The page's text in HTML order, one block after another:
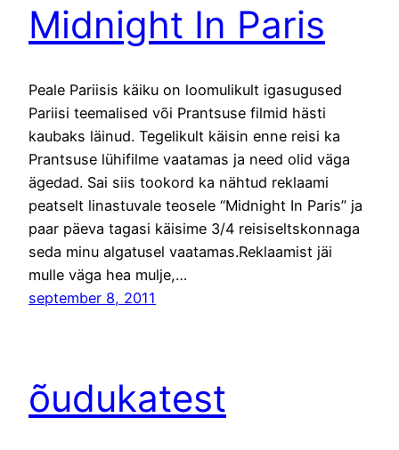
Midnight In Paris
Peale Pariisis käiku on loomulikult igasugused
Pariisi teemalised või Prantsuse filmid hästi
kaubaks läinud. Tegelikult käisin enne reisi ka
Prantsuse lühifilme vaatamas ja need olid väga
ägedad. Sai siis tookord ka nähtud reklaami
peatselt linastuvale teosele “Midnight In Paris” ja
paar päeva tagasi käisime 3/4 reisiseltskonnaga
seda minu algatusel vaatamas.Reklaamist jäi
mulle väga hea mulje,…
september 8, 2011
õudukatest